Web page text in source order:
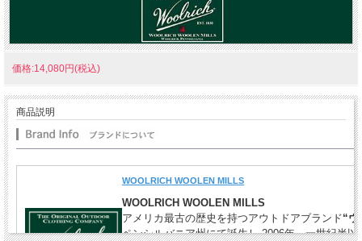
価格:14,080円(税込)
商品説明
WOOLRICH WOOLEN MILLS
WOOLRICH WOOLEN MILLS
アメリカ最古の歴史を持つアウトドアブランド“ウ
ペンシルバニア州にて誕生し 2006年、一世紀半